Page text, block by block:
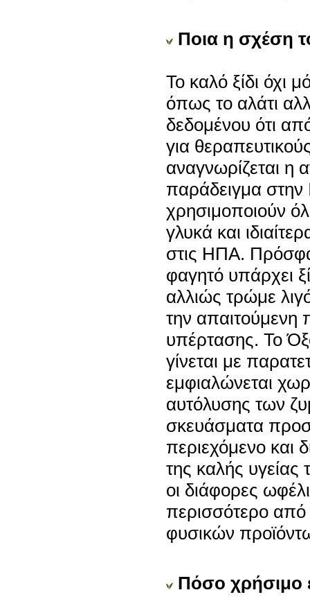
Ποια η σχέση
Το καλό ξίδι όχι
όπως το αλάτι
δεδομένου ότι
για
αναγνωρίζεται η
παράδειγμα στην
χρησιμοποιούν
γλυκά και
στις ΗΠΑ.
φαγητό υπάρχει
αλλιώς τρώμε
την απαιτούμενη
υπέρτασης. Το
γίνεται με
εμφιαλώνεται
αυτόλυσης των
σκευάσματα
περιεχόμενο και
της καλής
οι διάφορες
περισσότερο
φυσικών
Πόσο χρήσιμο